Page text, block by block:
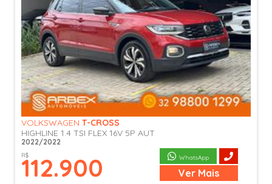
VOLKSWAGEN T-CROSS
HIGHLINE 1.4 TSI FLEX 16V 5P AUT
2022/2022
R$
112.900 WhatsApp
Ver Mais